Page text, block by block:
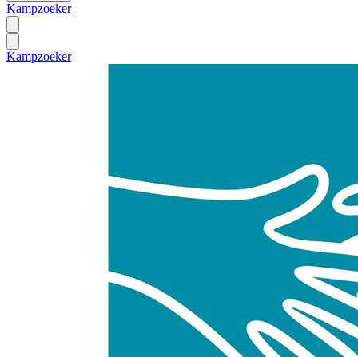
Kampzoeker
Kampzoeker